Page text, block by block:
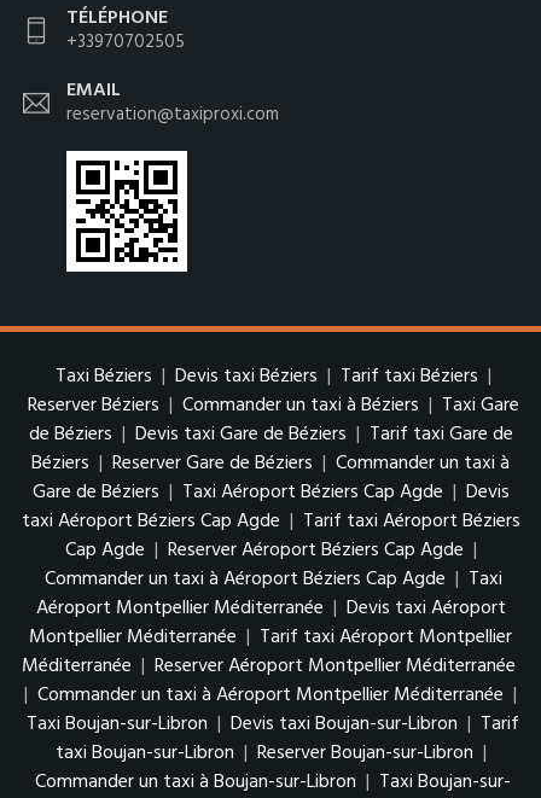
TÉLÉPHONE
+33970702505
EMAIL
reservation@taxiproxi.com
Taxi Béziers | Devis taxi Béziers | Tarif taxi Béziers |
Reserver Béziers | Commander un taxi à Béziers | Taxi Gare
de Béziers | Devis taxi Gare de Béziers | Tarif taxi Gare de
Béziers | Reserver Gare de Béziers | Commander un taxi à
Gare de Béziers | Taxi Aéroport Béziers Cap Agde | Devis
taxi Aéroport Béziers Cap Agde | Tarif taxi Aéroport Béziers
Cap Agde | Reserver Aéroport Béziers Cap Agde |
Commander un taxi à Aéroport Béziers Cap Agde | Taxi
Aéroport Montpellier Méditerranée | Devis taxi Aéroport
Montpellier Méditerranée | Tarif taxi Aéroport Montpellier
Méditerranée | Reserver Aéroport Montpellier Méditerranée
| Commander un taxi à Aéroport Montpellier Méditerranée |
Taxi Boujan-sur-Libron | Devis taxi Boujan-sur-Libron | Tarif
taxi Boujan-sur-Libron | Reserver Boujan-sur-Libron |
Commander un taxi à Boujan-sur-Libron | Taxi Boujan-sur-